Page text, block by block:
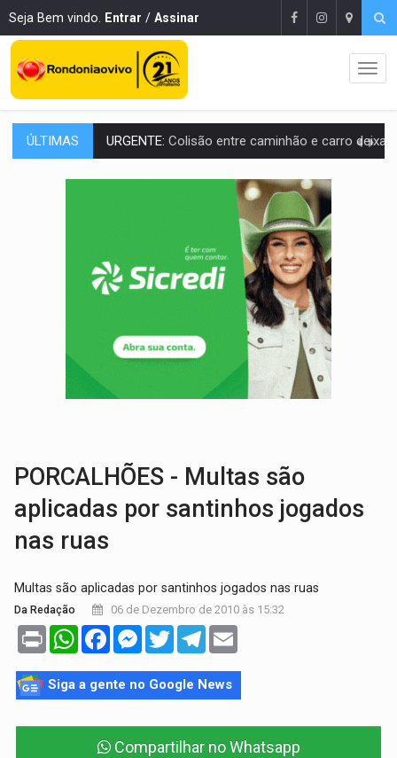
Seja Bem vindo. Entrar / Assinar
ÚLTIMAS URGENTE: Colisão entre caminhão e carro deixa quatro mortos e um em
ENCONTRO:Amazônia Negra ganha projeção nacional com participação de
Porto Velho tem chances de chuvas isoladas nesta
SINDICATOS UNIDOS: Assembleia Geral delibera greve da educação
PROCESSO SELETIVO: Rondoniaovivo abre oficina de Comunicação com
MPRO lança de portal e promove reflexão sobre trajetória da
REGULARIZAÇÃO: Refis 2026 segue até o fim do ano para
ROLIM DE MOURA:Programa da Energisa beneficia 60 famílias com geladeiras
COLEGIADO:
PORCALHÕES - Multas são
aplicadas por santinhos jogados
nas ruas
Multas são aplicadas por santinhos jogados nas ruas
Da Redação 06 de Dezembro de 2010 às 15:32
Print WhatsAppFacebookMessenger
TwitterTelegram
Siga a gente no Google News
Compartilhar no Whatsapp